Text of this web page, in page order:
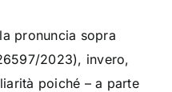
pronuncia sopra
2023), invero,
poiché – a parte